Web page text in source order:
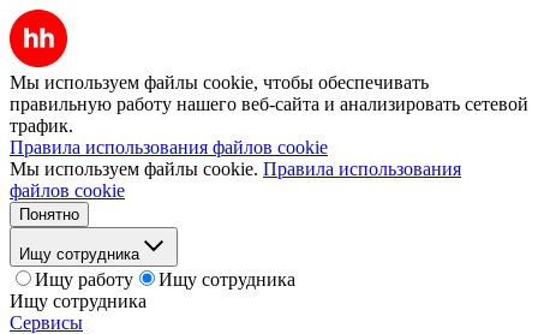
Мы используем файлы cookie, чтобы обеспечивать
правильную работу нашего веб-сайта и анализировать сетевой
трафик.
Правила использования файлов cookie
Мы используем файлы cookie. Правила использования
файлов cookie
Понятно
Ищу сотрудника
Ищу работу
Ищу сотрудника
Ищу сотрудника
Сервисы